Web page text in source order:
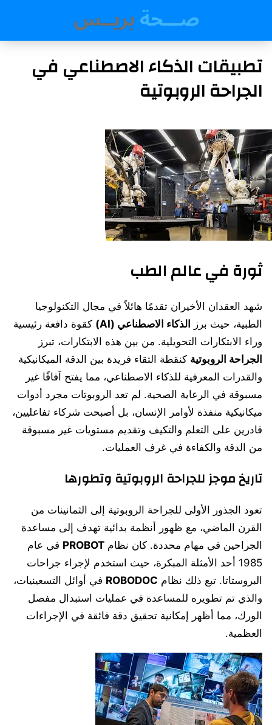
تطبيقات الذكاء الاصطناعي في
الجراحة الروبوتية
ثورة في عالم الطب
شهد العقدان الأخيران تقدمًا هائلاً في مجال التكنولوجيا
الطبية، حيث برز
الذكاء الاصطناعي (AI)
كقوة دافعة رئيسية
وراء الابتكارات التحويلية. من بين هذه الابتكارات، تبرز
الجراحة الروبوتية كنقطة التقاء فريدة بين الدقة الميكانيكية
والقدرات المعرفية للذكاء الاصطناعي، مما يفتح آفاقًا غير
مسبوقة في الرعاية الصحية. لم تعد الروبوتات مجرد أدوات
ميكانيكية منفذة لأوامر الإنسان، بل أصبحت شركاء تفاعليين،
قادرين على التعلم والتكيف وتقديم مستويات غير مسبوقة
من الدقة والكفاءة في غرف العمليات.
تاريخ موجز للجراحة الروبوتية وتطورها
تعود الجذور الأولى للجراحة الروبوتية إلى الثمانينات من
القرن الماضي، مع ظهور أنظمة بدائية تهدف إلى مساعدة
الجراحين في مهام محددة. كان نظام PROBOT في عام
1985 أحد الأمثلة المبكرة، حيث استخدم لإجراء جراحات
البروستاتا. تبع ذلك نظام ROBODOC في أوائل التسعينيات،
والذي تم تطويره للمساعدة في عمليات استبدال مفصل
الورك، مما أظهر إمكانية تحقيق دقة فائقة في الإجراءات
العظمية.